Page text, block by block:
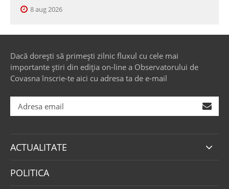
8 aug 2026
Dacă dorești să primești zilnic fluxul cu cele mai
importante știri din ediția on-line a Observatorului de
Covasna înscrie-te aici cu adresa ta de e-mail
ACTUALITATE
POLITICA